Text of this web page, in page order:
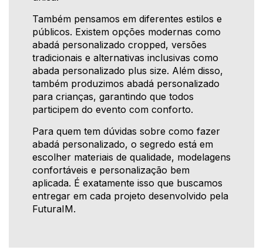
Também pensamos em diferentes estilos e
públicos. Existem opções modernas como
abadá personalizado cropped, versões
tradicionais e alternativas inclusivas como
abada personalizado plus size. Além disso,
também produzimos abadá personalizado
para crianças, garantindo que todos
participem do evento com conforto.
Para quem tem dúvidas sobre como fazer
abadá personalizado, o segredo está em
escolher materiais de qualidade, modelagens
confortáveis e personalização bem
aplicada. É exatamente isso que buscamos
entregar em cada projeto desenvolvido pela
FuturaIM.